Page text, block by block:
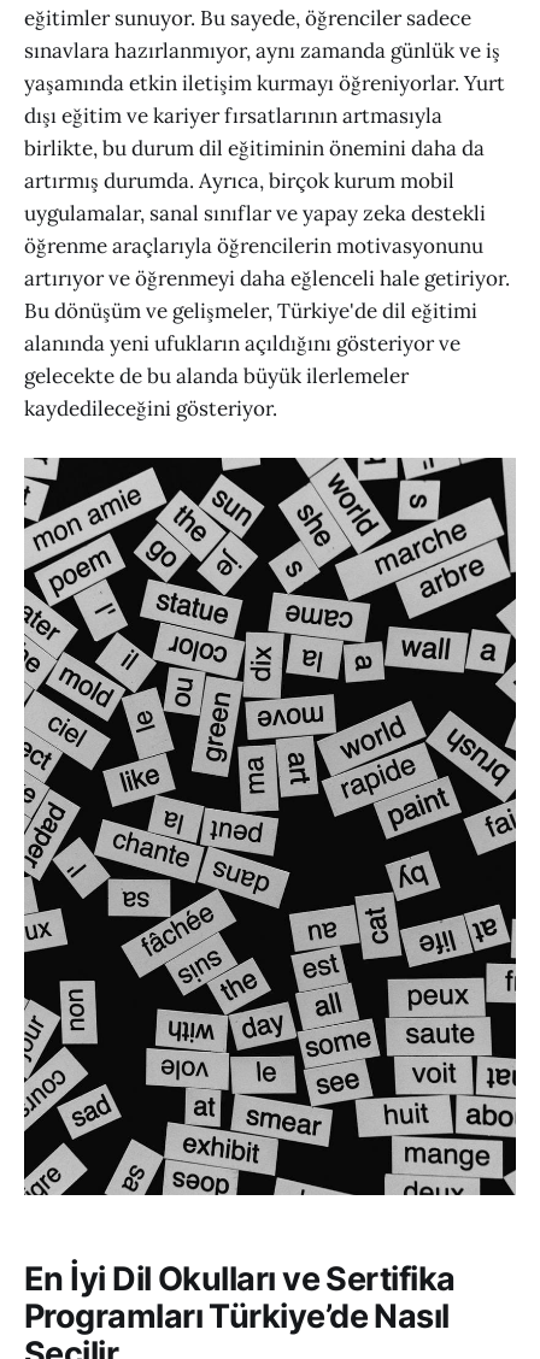
eğitimler sunuyor. Bu sayede, öğrenciler sadece
sınavlara hazırlanmıyor, aynı zamanda günlük ve iş
yaşamında etkin iletişim kurmayı öğreniyorlar. Yurt
dışı eğitim ve kariyer fırsatlarının artmasıyla
birlikte, bu durum dil eğitiminin önemini daha da
artırmış durumda. Ayrıca, birçok kurum mobil
uygulamalar, sanal sınıflar ve yapay zeka destekli
öğrenme araçlarıyla öğrencilerin motivasyonunu
artırıyor ve öğrenmeyi daha eğlenceli hale getiriyor.
Bu dönüşüm ve gelişmeler, Türkiye'de dil eğitimi
alanında yeni ufukların açıldığını gösteriyor ve
gelecekte de bu alanda büyük ilerlemeler
kaydedileceğini gösteriyor.
En İyi Dil Okulları ve Sertifika
Programları Türkiye’de Nasıl